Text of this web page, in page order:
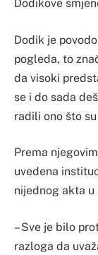
Dodikove
Dodik je
pogleda, to
da visoki
se i do sada
radili ono što
Prema
uvedena
nijednog akta u
– Sve je bilo
razloga da